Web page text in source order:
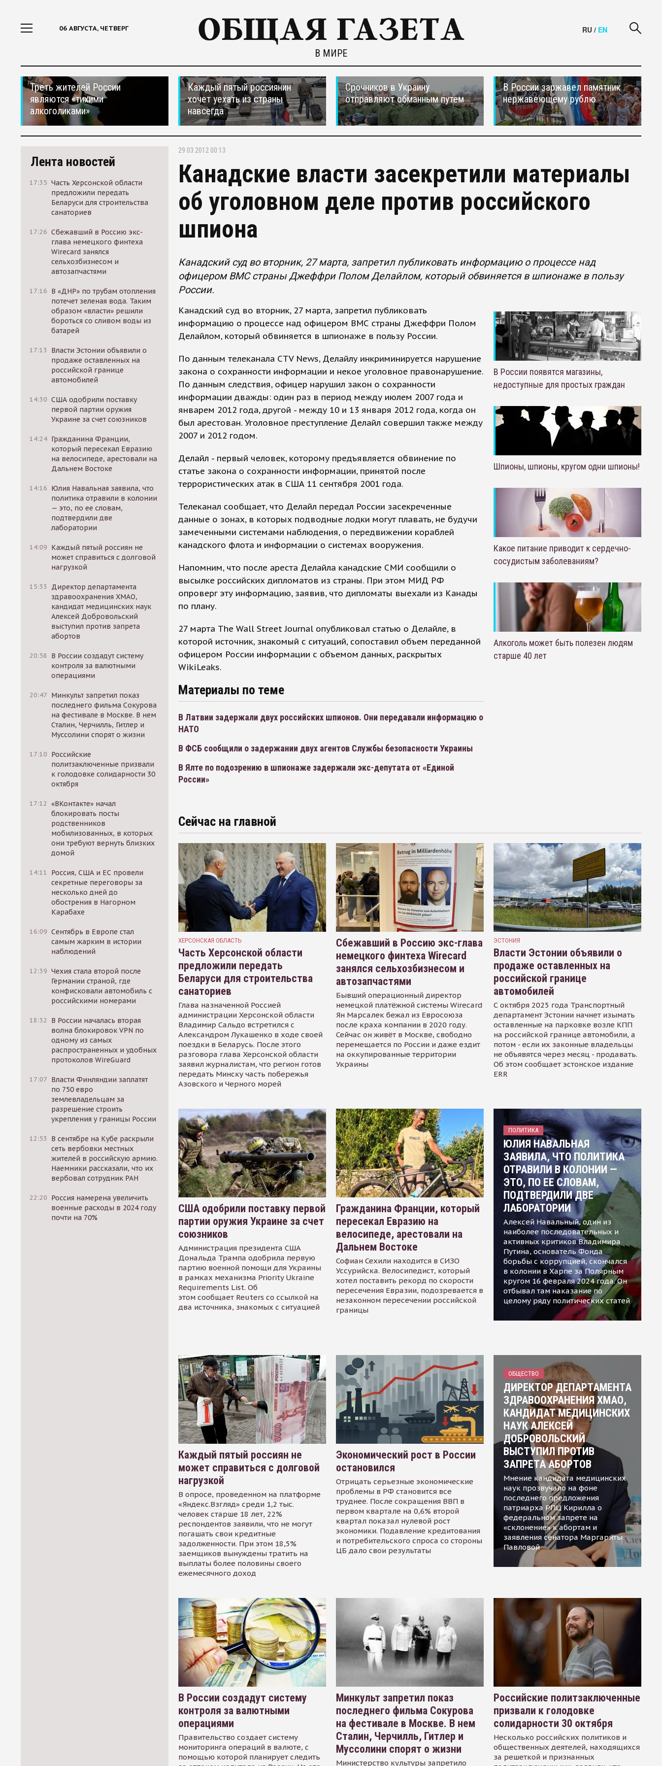
06 АВГУСТА, ЧЕТВЕРГ
В МИРЕ
RU / EN
Треть жителей России
являются «тихими
алкоголиками»
Каждый пятый россиянин
хочет уехать из страны
навсегда
Срочников в Украину
отправляют обманным путем
В России заржавел памятник
нержавеющему рублю
Лента новостей
17:35 Часть Херсонской области
предложили передать
Беларуси для строительства
санаториев
17:26 Сбежавший в Россию экс-
глава немецкого финтеха
Wirecard занялся
сельхозбизнесом и
автозапчастями
17:16 В «ДНР» по трубам отопления
потечет зеленая вода. Таким
образом «власти» решили
бороться со сливом воды из
батарей
17:13
Власти Эстонии объявили о
продаже оставленных на
российской границе
автомобилей
14:30 США одобрили поставку
первой партии оружия
Украине за счет союзников
14:24 Гражданина Франции,
который пересекал Евразию
на велосипеде, арестовали на
Дальнем Востоке
14:16 Юлия Навальная заявила, что
политика отравили в колонии
— это, по ее словам,
подтвердили две
лаборатории
14:09 Каждый пятый россиян не
может справиться с долговой
нагрузкой
15:33
Директор департамента
здравоохранения ХМАО,
кандидат медицинских наук
Алексей Добровольский
выступил против запрета
абортов
20:58
В России создадут систему
контроля за валютными
операциями
20:47 Минкульт запретил показ
последнего фильма Сокурова
на фестивале в Москве. В нем
Сталин, Черчилль, Гитлер и
Муссолини спорят о жизни
17:10 Российские
политзаключенные призвали
к голодовке солидарности 30
октября
17:12 «ВКонтакте» начал
блокировать посты
родственников
мобилизованных, в которых
они требуют вернуть близких
домой
14:11
Россия, США и ЕС провели
секретные переговоры за
несколько дней до
обострения в Нагорном
Карабахе
16:09 Сентябрь в Европе стал
самым жарким в истории
наблюдений
12:39 Чехия стала второй после
Германии страной, где
конфисковали автомобиль с
российскими номерами
18:32
В России началась вторая
волна блокировок VPN по
одному из самых
распространенных и удобных
протоколов WireGuard
17:07 Власти Финляндии заплатят
по 750 евро
землевладельцам за
разрешение строить
укрепления у границы России
12:53
В сентябре на Кубе раскрыли
сеть вербовки местных
жителей в российскую армию.
Наемники рассказали, что их
вербовал сотрудник РАН
22:20 Россия намерена увеличить
военные расходы в 2024 году
почти на 70%
29.03.2012 00:13
Канадские власти засекретили материалы
об уголовном деле против российского
шпиона
Канадский суд во вторник, 27 марта, запретил публиковать информацию о процессе над
офицером ВМС страны Джеффри Полом Делайлом, который обвиняется в шпионаже в пользу
России.
Канадский суд во вторник, 27 марта, запретил публиковать
информацию о процессе над офицером ВМС страны Джеффри Полом
Делайлом, который обвиняется в шпионаже в пользу России.
По данным телеканала CTV News, Делайлу инкриминируется нарушение
закона о сохранности информации и некое уголовное правонарушение.
По данным следствия, офицер нарушил закон о сохранности
информации дважды: один раз в период между июлем 2007 года и
январем 2012 года, другой - между 10 и 13 января 2012 года, когда он
был арестован. Уголовное преступление Делайл совершил также между
2007 и 2012 годом.
Делайл - первый человек, которому предъявляется обвинение по
статье закона о сохранности информации, принятой после
террористических атак в США 11 сентября 2001 года.
Телеканал сообщает, что Делайл передал России засекреченные
данные о зонах, в которых подводные лодки могут плавать, не будучи
замеченными системами наблюдения, о передвижении кораблей
канадского флота и информации о системах вооружения.
Напомним, что после ареста Делайла канадские СМИ сообщили о
высылке российских дипломатов из страны. При этом МИД РФ
опроверг эту информацию, заявив, что дипломаты выехали из Канады
по плану.
27 марта The Wall Street Journal опубликовал статью о Делайле, в
которой источник, знакомый с ситуаций, сопоставил объем переданной
офицером России информации с объемом данных, раскрытых
WikiLeaks.
Материалы по теме
В Латвии задержали двух российских шпионов. Они передавали информацию о
НАТО
В ФСБ сообщили о задержании двух агентов Службы безопасности Украины
В Ялте по подозрению в шпионаже задержали экс-депутата от «Единой
России»
В России появятся магазины,
недоступные для простых граждан
Шпионы, шпионы, кругом одни шпионы!
Какое питание приводит к сердечно-
сосудистым заболеваниям?
Алкоголь может быть полезен людям
старше 40 лет
Сейчас на главной
ХЕРСОНСКАЯ ОБЛАСТЬ
Часть Херсонской области
предложили передать
Беларуси для строительства
санаториев
Глава назначенной Россией
администрации Херсонской области
Владимир Сальдо встретился с
Александром Лукашенко в ходе своей
поездки в Беларусь. После этого
разговора глава Херсонской области
заявил журналистам, что регион готов
передать Минску часть побережья
Азовского и Черного морей
Сбежавший в Россию экс-глава
немецкого финтеха Wirecard
занялся сельхозбизнесом и
автозапчастями
Бывший операционный директор
немецкой платёжной системы Wirecard
Ян Марсалек бежал из Евросоюза
после краха компании в 2020 году.
Сейчас он живёт в Москве, свободно
перемещается по России и даже ездит
на оккупированные территории
Украины
ЭСТОНИЯ
Власти Эстонии объявили о
продаже оставленных на
российской границе
автомобилей
С октября 2025 года Транспортный
департамент Эстонии начнет изымать
оставленные на парковке возле КПП
на российской границе автомобили, а
потом - если их законные владельцы
не объявятся через месяц - продавать.
Об этом сообщает эстонское издание
ERR
США одобрили поставку первой
партии оружия Украине за счет
союзников
Администрация президента США
Дональда Трампа одобрила первую
партию военной помощи для Украины
в рамках механизма Priority Ukraine
Requirements List. Об
этом сообщает Reuters со ссылкой на
два источника, знакомых с ситуацией
Гражданина Франции, который
пересекал Евразию на
велосипеде, арестовали на
Дальнем Востоке
Софиан Сехили находится в СИЗО
Уссурийска. Велосипедист, который
хотел поставить рекорд по скорости
пересечения Евразии, подозревается в
незаконном пересечении российской
границы
ПОЛИТИКА
ЮЛИЯ НАВАЛЬНАЯ
ЗАЯВИЛА, ЧТО ПОЛИТИКА
ОТРАВИЛИ В КОЛОНИИ —
ЭТО, ПО ЕЕ СЛОВАМ,
ПОДТВЕРДИЛИ ДВЕ
ЛАБОРАТОРИИ
Алексей Навальный, один из
наиболее последовательных и
активных критиков Владимира
Путина, основатель Фонда
борьбы с коррупцией, скончался
в колонии в Харпе за Полярным
кругом 16 февраля 2024 года. Он
отбывал там наказание по
целому ряду политических статей
Каждый пятый россиян не
может справиться с долговой
нагрузкой
В опросе, проведенном на платформе
«Яндекс.Взгляд» среди 1,2 тыс.
человек старше 18 лет, 22%
респондентов заявили, что не могут
погашать свои кредитные
задолженности. При этом 18,5%
заемщиков вынуждены тратить на
выплаты более половины своего
ежемесячного доход
Экономический рост в России
остановился
Отрицать серьезные экономические
проблемы в РФ становится все
труднее. После сокращения ВВП в
первом квартале на 0,6% второй
квартал показал нулевой рост
экономики. Подавление кредитования
и потребительского спроса со стороны
ЦБ дало свои результаты
ОБЩЕСТВО
ДИРЕКТОР ДЕПАРТАМЕНТА
ЗДРАВООХРАНЕНИЯ ХМАО,
КАНДИДАТ МЕДИЦИНСКИХ
НАУК АЛЕКСЕЙ
ДОБРОВОЛЬСКИЙ
ВЫСТУПИЛ ПРОТИВ
ЗАПРЕТА АБОРТОВ
Мнение кандидата медицинских
наук прозвучало на фоне
последнего предложения
патриарха РПЦ Кирилла о
федеральном запрете на
«склонение» к абортам и
заявления сенатора Маргариты
Павловой
В России создадут систему
контроля за валютными
операциями
Правительство создает систему
мониторинга операций в валюте, с
помощью которой планирует следить
Минкульт запретил показ
последнего фильма Сокурова
на фестивале в Москве. В нем
Сталин, Черчилль, Гитлер и
Муссолини спорят о жизни
Министерство культуры запретило
Российские политзаключенные
призвали к голодовке
солидарности 30 октября
Несколько российских политиков и
общественных деятелей, находящихся
за решеткой и признанных